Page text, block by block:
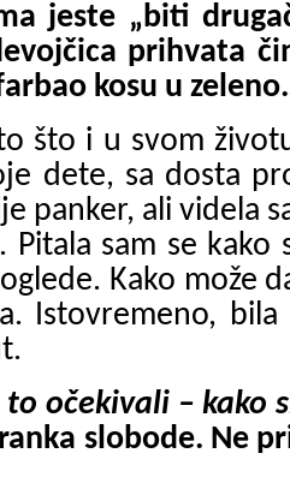
jeste „biti
prihvata
kosu u
što i u svom
dete, sa dosta
panker, ali videla
Pitala sam se kako
Kako može
Istovremeno,
to očekivali – kako
slobode. Ne